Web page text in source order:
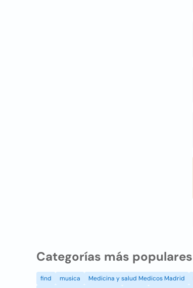
Categorías más populares
find musica Medicina y salud Medicos Madrid